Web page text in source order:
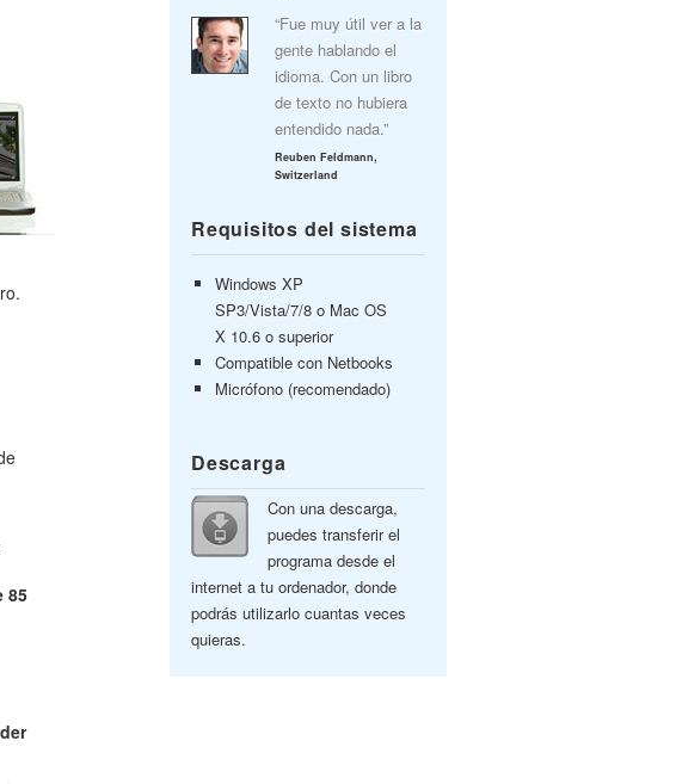
85
“Fue muy útil ver a la
gente hablando el
idioma. Con un libro
de texto no hubiera
entendido nada.”
Reuben Feldmann,
Switzerland
Requisitos del sistema
Windows XP
SP3/Vista/7/8 o Mac OS
X 10.6 o superior
Compatible con Netbooks
Micrófono (recomendado)
Descarga
Con una descarga,
puedes transferir el
programa desde el
internet a tu ordenador, donde
podrás utilizarlo cuantas veces
quieras.